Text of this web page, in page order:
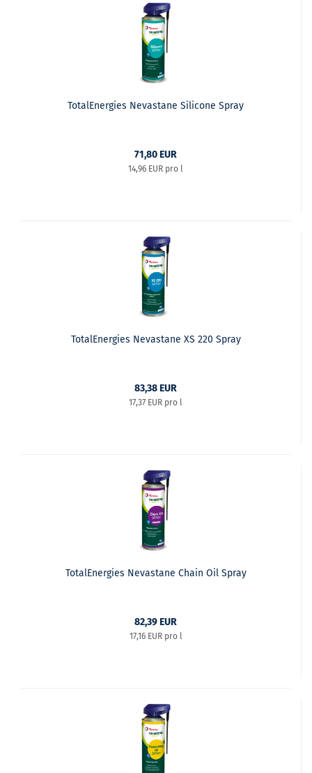
TotalEnergies Nevastane Silicone Spray
71,80 EUR
14,96 EUR pro l
TotalEnergies Nevastane XS 220 Spray
83,38 EUR
17,37 EUR pro l
TotalEnergies Nevastane Chain Oil Spray
82,39 EUR
17,16 EUR pro l